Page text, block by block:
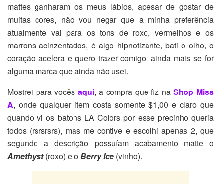
mattes ganharam os meus lábios, apesar de gostar de
muitas cores, não vou negar que a minha preferência
atualmente vai para os tons de roxo, vermelhos e os
marrons acinzentados, é algo hipnotizante, bati o olho, o
coração acelera e quero trazer comigo, ainda mais se for
alguma marca que ainda não usei.
Mostrei para vocês aqui, a compra que fiz naShop Miss
A, onde qualquer item costa somente $1,00 e claro que
quando vi os batons LA Colors por esse precinho queria
todos (rsrsrsrs), mas me contive e escolhi apenas 2, que
segundo a descrição possuíam acabamento matte o
Amethyst(roxo) e o Berry Ice (vinho).